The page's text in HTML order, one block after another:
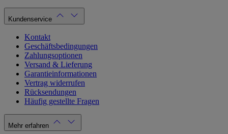
Kundenservice
Kontakt
Geschäftsbedingungen
Zahlungsoptionen
Versand & Lieferung
Garantieinformationen
Vertrag widerrufen
Rücksendungen
Häufig gestellte Fragen
Mehr erfahren